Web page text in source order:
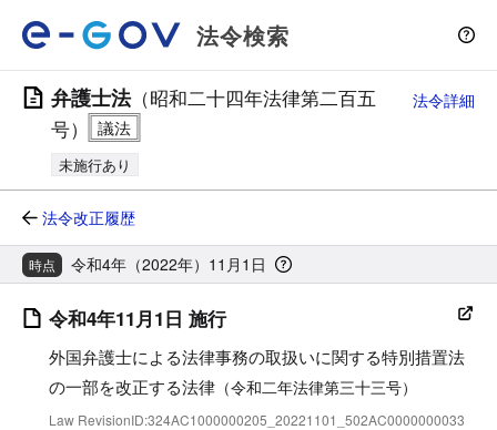
法令検索
弁護士法（昭和二十四年法律第二百五
号）
未施行あり
法令詳細
法令改正履歴
時点 令和4年（2022年）11月1日
令和4年11月1日 施行
外国弁護士による法律事務の取扱いに関する特別措置法
の一部を改正する法律 （令和二年法律第三十三号）
Law RevisionID:324AC1000000205_20221101_502AC0000000033